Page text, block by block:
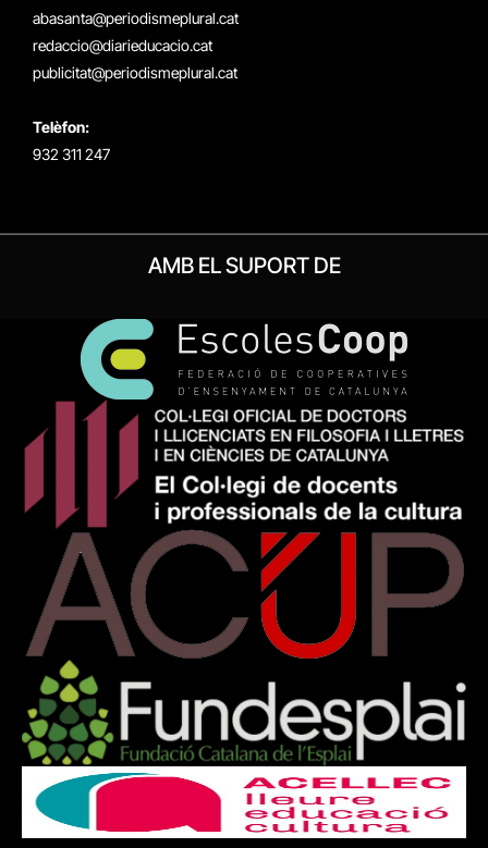
abasanta@periodismeplural.cat
redaccio@diarieducacio.cat
publicitat@periodismeplural.cat
Telèfon:
932 311 247
AMB EL SUPORT DE